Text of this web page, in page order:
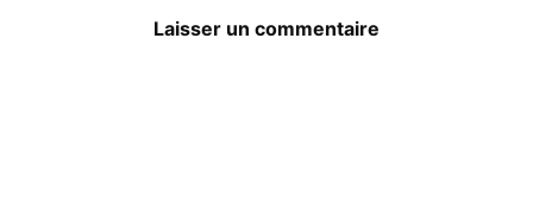
Laisser un commentaire